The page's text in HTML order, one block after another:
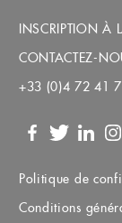
INSCRIPTION À
CONTACTEZ-
+33 (0)4 72 41
Politique de
Conditions